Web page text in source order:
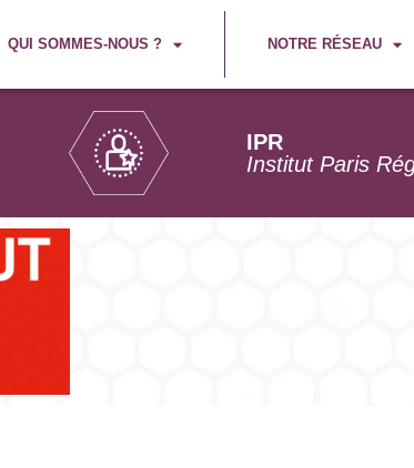
QUI SOMMES-NOUS ? NOTRE RÉSEAU
IPR
Institut Paris